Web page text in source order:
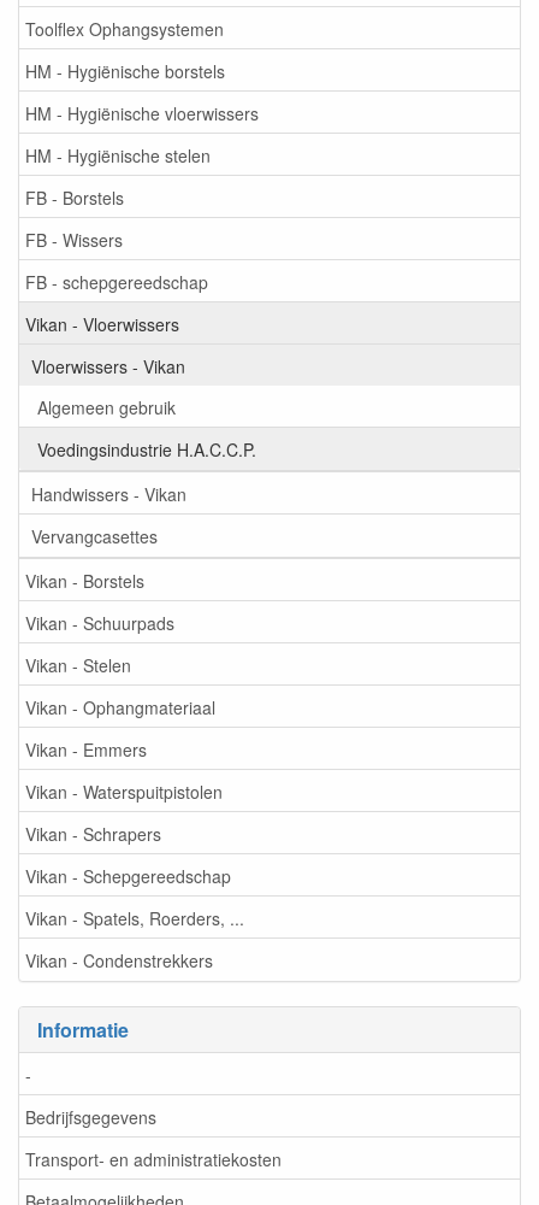
Toolflex Ophangsystemen
HM - Hygiënische borstels
HM - Hygiënische vloerwissers
HM - Hygiënische stelen
FB - Borstels
FB - Wissers
FB - schepgereedschap
Vikan - Vloerwissers
Vloerwissers - Vikan
Algemeen gebruik
Voedingsindustrie H.A.C.C.P.
Handwissers - Vikan
Vervangcasettes
Vikan - Borstels
Vikan - Schuurpads
Vikan - Stelen
Vikan - Ophangmateriaal
Vikan - Emmers
Vikan - Waterspuitpistolen
Vikan - Schrapers
Vikan - Schepgereedschap
Vikan - Spatels, Roerders, ...
Vikan - Condenstrekkers
Informatie
-
Bedrijfsgegevens
Transport- en administratiekosten